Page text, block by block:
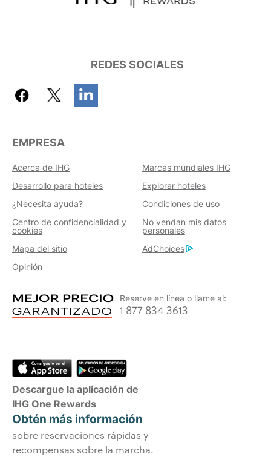
REDES SOCIALES
EMPRESA
Acerca de IHG
Marcas mundiales IHG
Desarrollo para hoteles
Explorar hoteles
¿Necesita ayuda?
Condiciones de uso
Centro de confidencialidad y
cookies
No vendan mis datos
personales
Mapa del sitio
AdChoices
Opinión
Reserve en línea o llame al:
1 877 834 3613
Descargue la aplicación de
IHG One Rewards
Obtén más información
sobre reservaciones rápidas y
recompensas sobre la marcha.